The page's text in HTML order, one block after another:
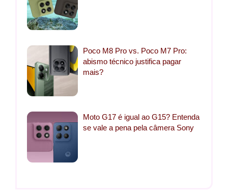
Poco M8 Pro vs. Poco M7 Pro:
abismo técnico justifica pagar
mais?
Moto G17 é igual ao G15? Entenda
se vale a pena pela câmera Sony